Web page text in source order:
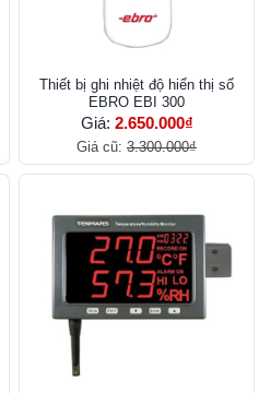
Thiết bị ghi nhiệt độ hiển thị số
EBRO EBI 300
Giá: 2.650.000₫
Giá cũ: 3.300.000₫